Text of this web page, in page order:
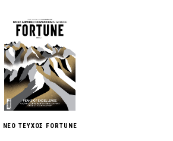
ΝΕΟ ΤΕΥΧΟΣ FORTUNE